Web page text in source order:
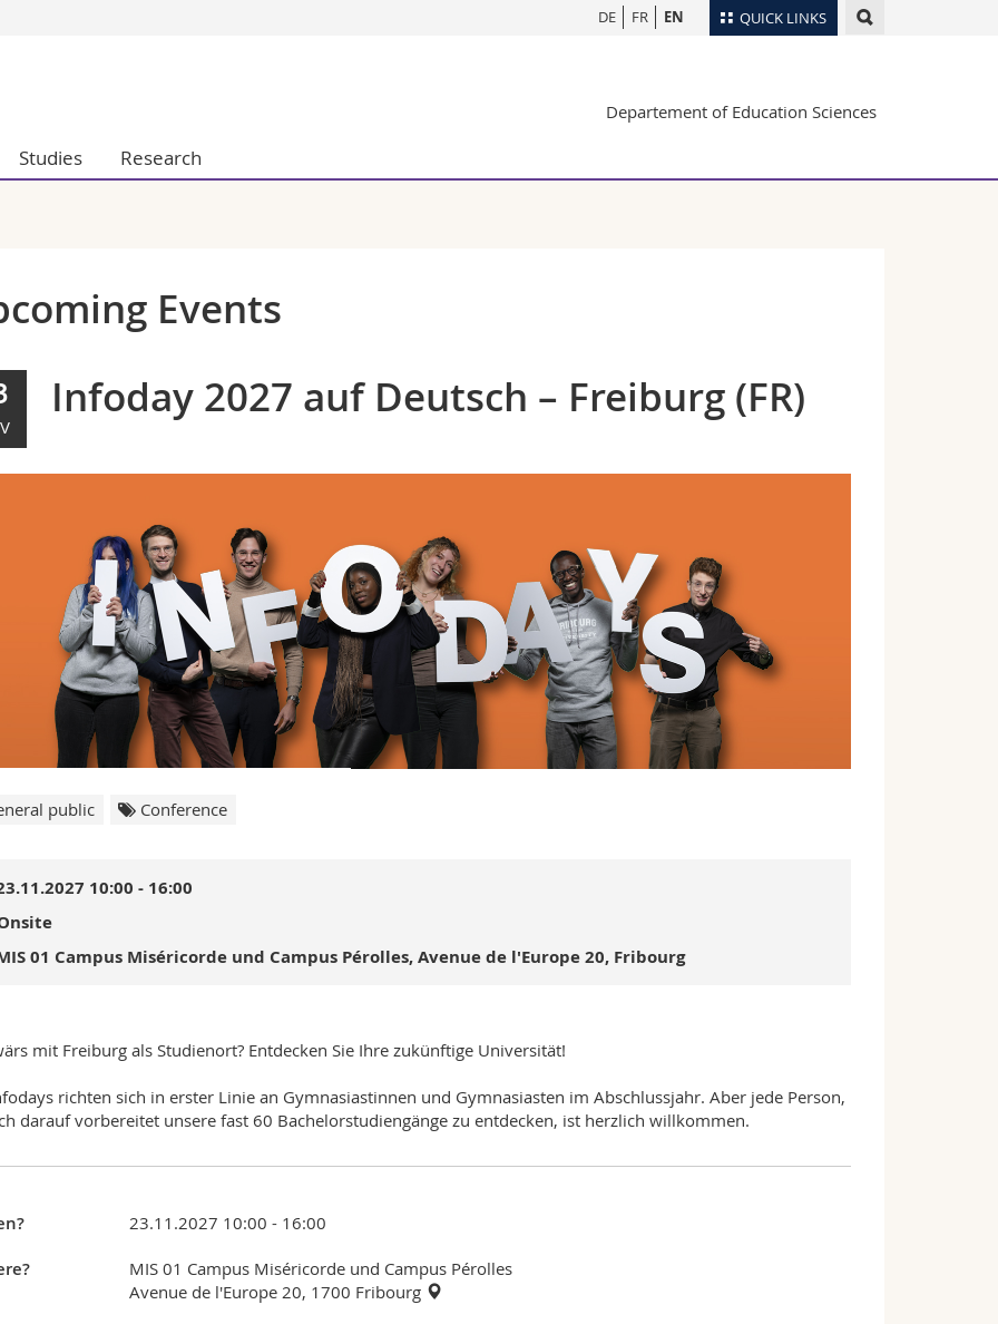
QUICK LINKS
Economics and Social sciences
Researchers
Maps/Orientation
Webmail
DE FR EN
Departement of Education Sciences
Studies Research
Events
Infoday 2027 auf Deutsch – Freiburg (FR)
public Conference
10:00 - 16:00
01 Campus Miséricorde und Campus Pérolles, Avenue de l'Europe 20, Fribourg
mit Freiburg als Studienort? Entdecken Sie Ihre zukünftige Universität!
richten sich in erster Linie an Gymnasiastinnen und Gymnasiasten im Abschlussjahr. Aber jede Person,
darauf vorbereitet unsere fast 60 Bachelorstudiengänge zu entdecken, ist herzlich willkommen.
23.11.2027 10:00 - 16:00
MIS 01 Campus Miséricorde und Campus Pérolles
Avenue de l'Europe 20, 1700 Fribourg